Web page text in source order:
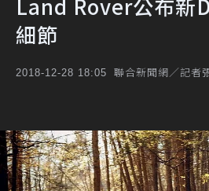
Land Rover公布新
細節
2018-12-28 18:05 聯合新聞網／記者